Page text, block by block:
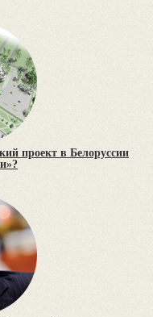
проект в Белоруссии